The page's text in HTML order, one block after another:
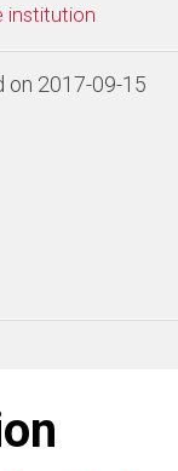
institution
on 2017-09-15